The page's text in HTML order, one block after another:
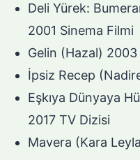
Deli Yürek:
2001 Sinema Filmi
Gelin (Hazal) 2003
İpsiz Recep
Eşkıya Dünyaya
2017 TV Dizisi
Mavera (Kara